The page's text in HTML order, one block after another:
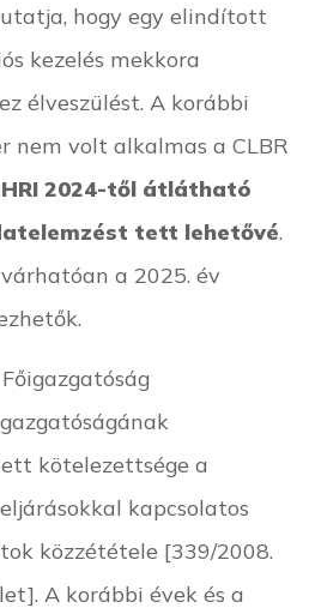
hogy egy elindított
kezelés mekkora
élveszülést. A korábbi
nem volt alkalmas a CLBR
2024-től átlátható
tett lehetővé.
a 2025. év
kötelezettsége a
kapcsolatos
közzététele [339/2008.
A korábbi évek és a